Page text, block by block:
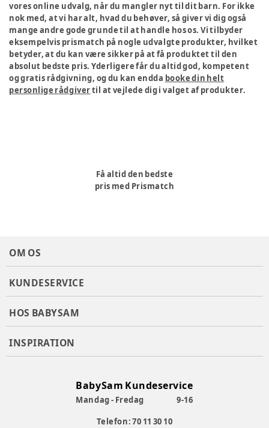
vores online udvalg, når du mangler nyt til dit barn. For ikke
nok med, at vi har alt, hvad du behøver, så giver vi dig også
mange andre gode grunde til at handle hos os. Vi tilbyder
eksempelvis prismatch på nogle udvalgte produkter, hvilket
betyder, at du kan være sikker på at få produktet til den
absolut bedste pris. Yderligere får du altid god, kompetent
og gratis rådgivning, og du kan endda booke din helt
personlige rådgivertil at vejlede dig i valget af produkter.
Få altid den bedste
pris med Prismatch
OM OS
KUNDESERVICE
HOS BABYSAM
INSPIRATION
BabySam Kundeservice
Mandag - Fredag
9-16
Telefon: 70 11 30 10